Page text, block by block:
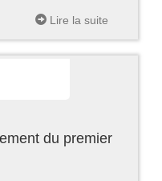
Lire la suite
du premier